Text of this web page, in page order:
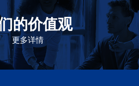
的价值观
更多详情
施健存立和发展的基石。集团上下以
实现集团目标而共同奋斗。